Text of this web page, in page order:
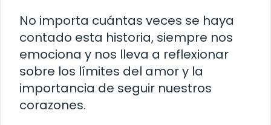
No importa cuántas veces se haya
contado esta historia, siempre nos
emociona y nos lleva a reflexionar
sobre los límites del amor y la
importancia de seguir nuestros
corazones.